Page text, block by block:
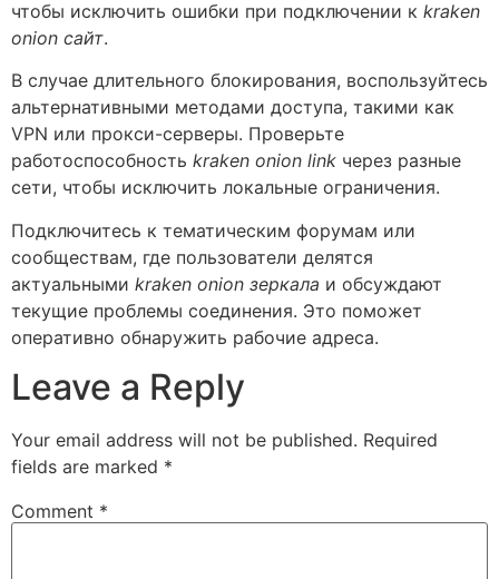
чтобы исключить ошибки при подключении к kraken
onion сайт.
В случае длительного блокирования, воспользуйтесь
альтернативными методами доступа, такими как
VPN или прокси-серверы. Проверьте
работоспособность kraken onion link через разные
сети, чтобы исключить локальные ограничения.
Подключитесь к тематическим форумам или
сообществам, где пользователи делятся
актуальными kraken onion зеркала и обсуждают
текущие проблемы соединения. Это поможет
оперативно обнаружить рабочие адреса.
Leave a Reply
Your email address will not be published. Required
fields are marked *
Comment *